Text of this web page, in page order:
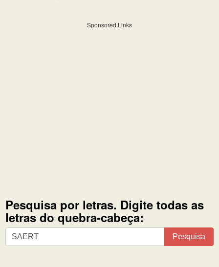
Sponsored Links
Pesquisa por letras. Digite todas as
letras do quebra-cabeça:
Pesquisa
por
Pesquisa